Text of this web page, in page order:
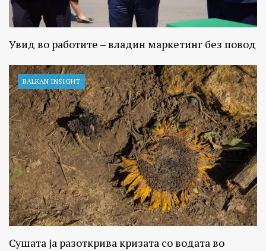
Увид во работите – владин маркетинг без повод
BALKAN INSIGHT
Сушата ја разоткрива кризата со водата во